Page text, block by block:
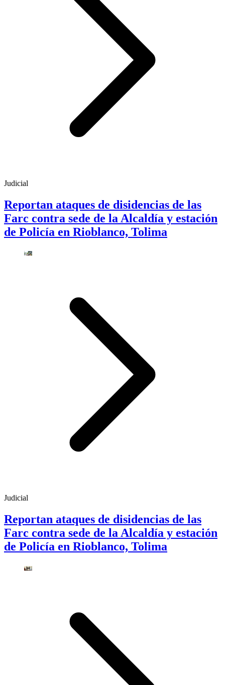
Judicial
Reportan ataques de disidencias de las
Farc contra sede de la Alcaldía y estación
de Policía en Rioblanco, Tolima
Judicial
Reportan ataques de disidencias de las
Farc contra sede de la Alcaldía y estación
de Policía en Rioblanco, Tolima